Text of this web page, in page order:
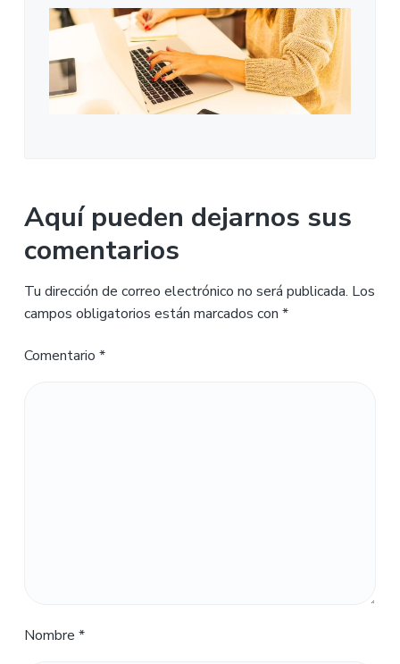
Aquí pueden dejarnos sus
comentarios
Tu dirección de correo electrónico no será publicada. Los
campos obligatorios están marcados con *
Comentario *
Nombre *